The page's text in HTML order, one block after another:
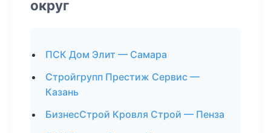
округ
ПСК Дом Элит — Самара
Стройгрупп Престиж Сервис —
Казань
БизнесСтрой Кровля Строй — Пенза